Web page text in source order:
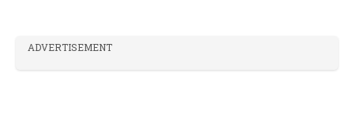
ADVERTISEMENT